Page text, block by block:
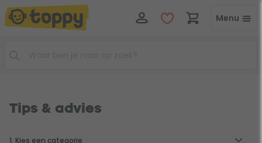
Menu
Tips & advies